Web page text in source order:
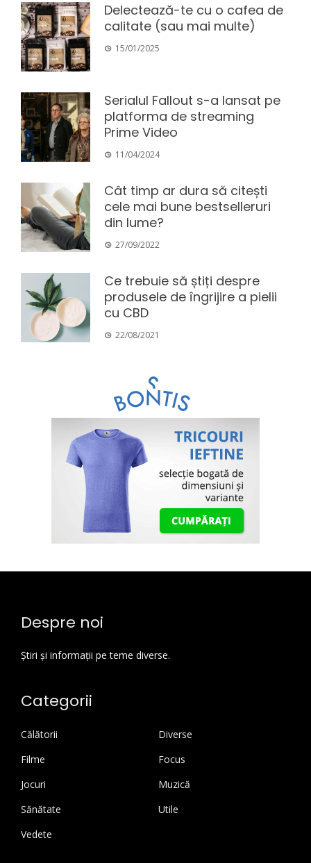
Delectează-te cu o cafea de
calitate (sau mai multe)
15/01/2025
Serialul Fallout s-a lansat pe
platforma de streaming
Prime Video
11/04/2024
Cât timp ar dura să citești
cele mai bune bestselleruri
din lume?
27/09/2022
Ce trebuie să știți despre
produsele de îngrijire a pielii
cu CBD
22/08/2021
Despre noi
Știri și informații pe teme diverse.
Categorii
Călătorii
Diverse
Filme
Focus
Jocuri
Muzică
Sănătate
Utile
Vedete